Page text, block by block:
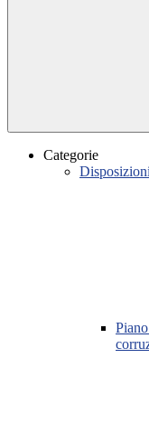
Categorie